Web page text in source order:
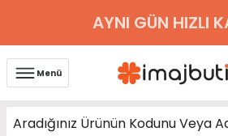
AYNI GÜN HIZLI
Menü